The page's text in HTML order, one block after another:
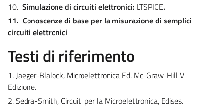
10. Simulazione di circuiti elettronici: LTSPICE.
11. Conoscenze di base per la misurazione di semplici
circuiti elettronici
Testi di riferimento
1. Jaeger-Blalock, Microelettronica Ed. Mc-Graw-Hill V
Edizione.
2. Sedra-Smith, Circuiti per la Microelettronica, Edises.